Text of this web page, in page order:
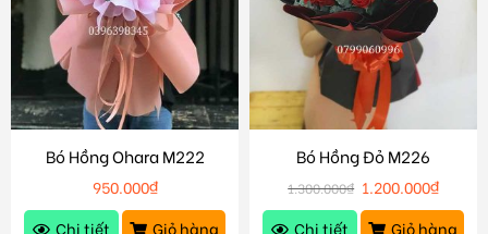
Bó Hồng Ohara M222
950.000₫
Chi tiết
Giỏ hàng
Bó Hồng Đỏ M226
1.300.000₫ 1.200.000₫
Chi tiết
Giỏ hàng